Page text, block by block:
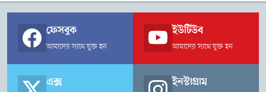
ফেসবুক
আমাদের সাথে যুক্ত হন
ইউটিউব
আমাদের সাথে যুক্ত হন
এক্স ইনস্টাগ্রাম